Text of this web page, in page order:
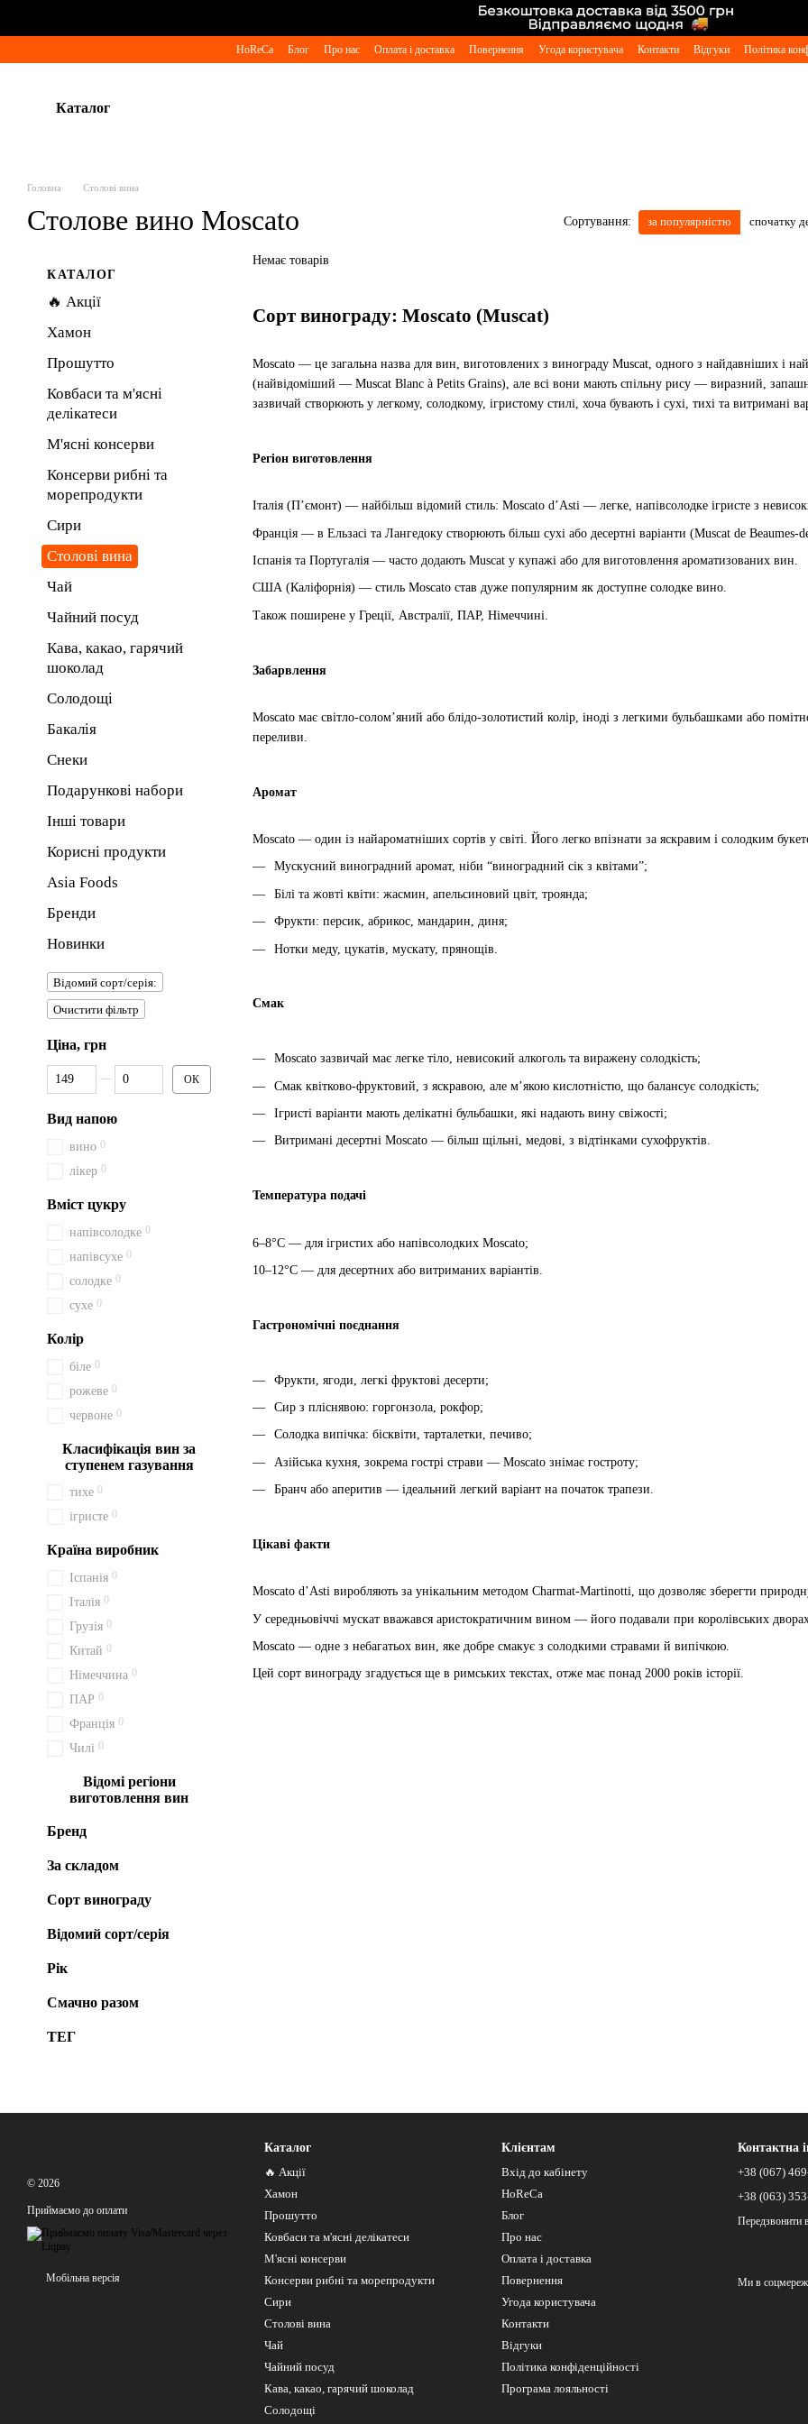
HoReCa Блог Про нас Оплата і доставка Повернення Угода користувача Контакти Відгуки Політика
Каталог
Головна Столові вина
Столове вино Moscato Сортування: за популярністю спочатку
Сорт винограду: Moscato (Muscat)
Moscato — це загальна назва для вин, виготовлених з винограду Muscat, одного з найдавніших і
(найвідоміший — Muscat Blanc à Petits Grains), але всі вони мають спільну рису — виразний,
зазвичай створюють у легкому, солодкому, ігристому стилі, хоча бувають і сухі, тихі та витримані
Регіон виготовлення
Італія (П’ємонт) — найбільш відомий стиль: Moscato d’Asti — легке, напівсолодке ігристе з
Франція — в Ельзасі та Лангедоку створюють більш сухі або десертні варіанти (Muscat de Beaumes-
Іспанія та Португалія — часто додають Muscat у купажі або для виготовлення ароматизованих вин.
США (Каліфорнія) — стиль Moscato став дуже популярним як доступне солодке вино.
Також поширене у Греції, Австралії, ПАР, Німеччині.
Забарвлення
Moscato має світло-солом’яний або блідо-золотистий колір, іноді з легкими бульбашками або
переливи.
Аромат
Moscato — один із найароматніших сортів у світі. Його легко впізнати за яскравим і солодким
Мускусний виноградний аромат, ніби “виноградний сік з квітами”;
Білі та жовті квіти: жасмин, апельсиновий цвіт, троянда;
Фрукти: персик, абрикос, мандарин, диня;
Нотки меду, цукатів, мускату, прянощів.
Смак
Moscato зазвичай має легке тіло, невисокий алкоголь та виражену солодкість;
Смак квітково-фруктовий, з яскравою, але м’якою кислотністю, що балансує солодкість;
Ігристі варіанти мають делікатні бульбашки, які надають вину свіжості;
Витримані десертні Moscato — більш щільні, медові, з відтінками сухофруктів.
Температура подачі
6–8°C — для ігристих або напівсолодких Moscato;
10–12°C — для десертних або витриманих варіантів.
Гастрономічні поєднання
Фрукти, ягоди, легкі фруктові десерти;
Сир з пліснявою: горгонзола, рокфор;
Солодка випічка: бісквіти, тарталетки, печиво;
Азійська кухня, зокрема гострі страви — Moscato знімає гостроту;
Бранч або аперитив — ідеальний легкий варіант на початок трапези.
Цікаві факти
Moscato d’Asti виробляють за унікальним методом Charmat-Martinotti, що дозволяє зберегти
У середньовіччі мускат вважався аристократичним вином — його подавали при королівських
Moscato — одне з небагатьох вин, яке добре смакує з солодкими стравами й випічкою.
Цей сорт винограду згадується ще в римських текстах, отже має понад 2000 років історії.
Немає товарів
КАТАЛОГ
🔥 Акції
Хамон
Прошутто
Ковбаси та м'ясні
делікатеси
М'ясні консерви
Консерви рибні та
морепродукти
Сири
Столові вина
Чай
Чайний посуд
Кава, какао, гарячий
шоколад
Солодощі
Бакалія
Снеки
Подарункові набори
Інші товари
Корисні продукти
Asia Foods
Бренди
Новинки
Відомий сорт/серія:
Очистити фільтр
Ціна, грн
Від Ціна, грн
До Ціна, грн
ОК
Вид напою
вино 0
лікер 0
Вміст цукру
напівсолодке 0
напівсухе 0
солодке 0
сухе 0
Колір
біле 0
рожеве 0
червоне 0
Класифікація вин за
ступенем газування
тихе 0
ігристе 0
Країна виробник
Іспанія 0
Італія 0
Грузія 0
Китай 0
Німеччина 0
ПАР 0
Франція 0
Чилі 0
Відомі регіони
виготовлення вин
Бренд
За складом
Сорт винограду
Відомий сорт/серія
Рік
Смачно разом
ТЕГ
© 2026
Приймаємо до оплати
Мобільна версія
Каталог
🔥 Акції
Хамон
Прошутто
Ковбаси та м'ясні делікатеси
М'ясні консерви
Консерви рибні та морепродукти
Сири
Столові вина
Чай
Чайний посуд
Кава, какао, гарячий шоколад
Солодощі
Клієнтам
Вхід до кабінету
HoReCa
Блог
Про нас
Оплата і доставка
Повернення
Угода користувача
Контакти
Відгуки
Політика конфіденційності
Програма лояльності
Контактна
+38 (067)
+38 (063)
Передзвонити
Ми в